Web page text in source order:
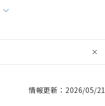
情報更新：2026/05/21